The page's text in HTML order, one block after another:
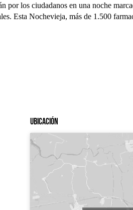
por los ciudadanos en una noche
Esta Nochevieja, más de 1.500
Ubicación